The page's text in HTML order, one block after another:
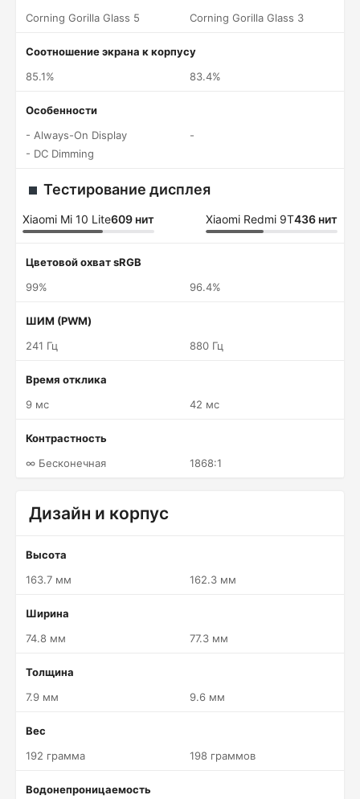
Corning Gorilla Glass 5
Corning Gorilla Glass 3
Соотношение экрана к корпусу
85.1%
83.4%
Особенности
- Always-On Display
- DC Dimming
-
Тестирование дисплея
Xiaomi Mi 10 Lite609 нит Xiaomi Redmi 9T436 нит
Цветовой охват sRGB
99%
96.4%
ШИМ (PWM)
241 Гц
880 Гц
Время отклика
9 мс
42 мс
Контрастность
∞ Бесконечная
1868:1
Дизайн и корпус
Высота
163.7 мм
162.3 мм
Ширина
74.8 мм
77.3 мм
Толщина
7.9 мм
9.6 мм
Вес
192 грамма
198 граммов
Водонепроницаемость